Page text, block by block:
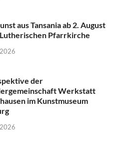
aus Tansania ab 2. August
Pfarrkirche
der
Werkstatt
im Kunstmuseum